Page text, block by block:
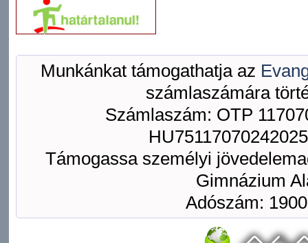
Munkánkat támogathatja az
számlaszámára
Számlaszám: OTP
Támogassa személyi
Gimnázium
Adószám: